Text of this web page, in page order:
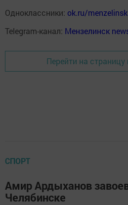
Одноклассники: ok.ru/menzelinsk
Telegram-канал: Мензелинск
Перейти на страницу
СПОРТ
Амир Ардыханов
Челябинске